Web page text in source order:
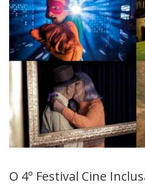
O 4º Festival Cine